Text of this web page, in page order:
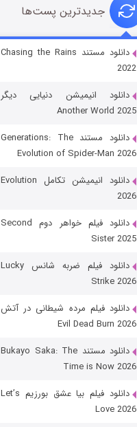
قسمت۱۵ (دوبله)
زیرزمین
قسمت
جدیدترین پست‌ها
دانلود مستند Chasing the Rains
2022
دانلود انیمیشن دنیایی دیگر
Another World 2025
دانلود مستند Generations: The
Evolution of Spider-Man 2026
دانلود انیمیشن تکامل Evolution
2026
دانلود فیلم خواهر دوم Second
Sister 2025
دانلود فیلم ضربه شانس Lucky
Strike 2026
دانلود فیلم مرده شیطانی در آتش
Evil Dead Burn 2026
دانلود مستند Bukayo Saka: The
Time is Now 2026
دانلود فیلم بیا عشق بورزیم Let’s
Love 2026